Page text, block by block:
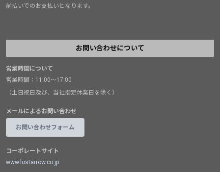
前払いでのお支払いとなります。
お問い合わせについて
営業時間について
営業時間：11:00～17:00
（土日祝日及び、当社指定休業日を除く）
メールによるお問い合わせ
お問い合わせフォーム
コーポレートサイト
www.lostarrow.co.jp